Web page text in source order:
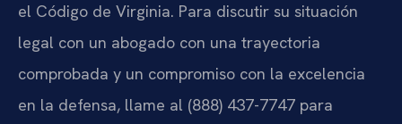
el Código de Virginia. Para discutir su situación
legal con un abogado con una trayectoria
comprobada y un compromiso con la excelencia
en la defensa, llame al (888) 437-7747 para